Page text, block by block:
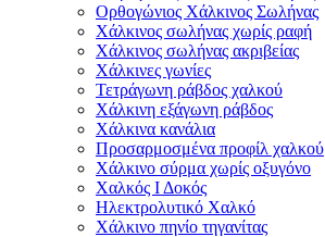
Ορθογώνιος Χάλκινος Σωλήνας
Χάλκινος σωλήνας χωρίς ραφή
Χάλκινος σωλήνας ακριβείας
Χάλκινες γωνίες
Τετράγωνη ράβδος χαλκού
Χάλκινη εξάγωνη ράβδος
Χάλκινα κανάλια
Προσαρμοσμένα προφίλ χαλκού
Χάλκινο σύρμα χωρίς οξυγόνο
Χαλκός Ι Δοκός
Ηλεκτρολυτικό Χαλκό
Χάλκινο πηνίο τηγανίτας